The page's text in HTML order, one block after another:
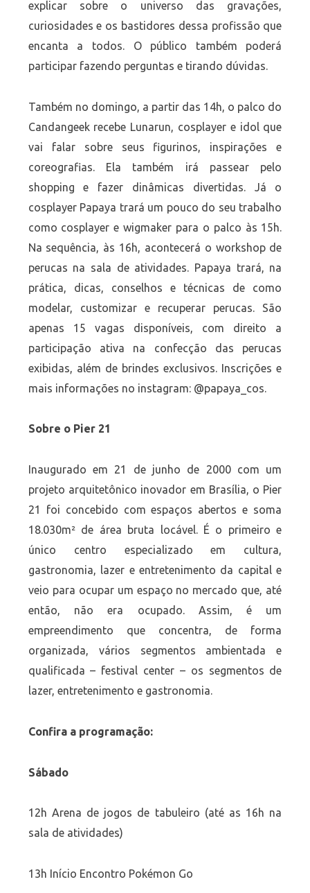
explicar sobre o universo das gravações,
curiosidades e os bastidores dessa profissão que
encanta a todos. O público também poderá
participar fazendo perguntas e tirando dúvidas.
Também no domingo, a partir das 14h, o palco do
Candangeek recebe Lunarun, cosplayer e idol que
vai falar sobre seus figurinos, inspirações e
coreografias. Ela também irá passear pelo
shopping e fazer dinâmicas divertidas. Já o
cosplayer Papaya trará um pouco do seu trabalho
como cosplayer e wigmaker para o palco às 15h.
Na sequência, às 16h, acontecerá o workshop de
perucas na sala de atividades. Papaya trará, na
prática, dicas, conselhos e técnicas de como
modelar, customizar e recuperar perucas. São
apenas 15 vagas disponíveis, com direito a
participação ativa na confecção das perucas
exibidas, além de brindes exclusivos. Inscrições e
mais informações no instagram: @papaya_cos.
Sobre o Pier 21
Inaugurado em 21 de junho de 2000 com um
projeto arquitetônico inovador em Brasília, o Pier
21 foi concebido com espaços abertos e soma
18.030m² de área bruta locável. É o primeiro e
único centro especializado em cultura,
gastronomia, lazer e entretenimento da capital e
veio para ocupar um espaço no mercado que, até
então, não era ocupado. Assim, é um
empreendimento que concentra, de forma
organizada, vários segmentos ambientada e
qualificada – festival center – os segmentos de
lazer, entretenimento e gastronomia.
Confira a programação:
Sábado
12h Arena de jogos de tabuleiro (até as 16h na
sala de atividades)
13h Início Encontro Pokémon Go